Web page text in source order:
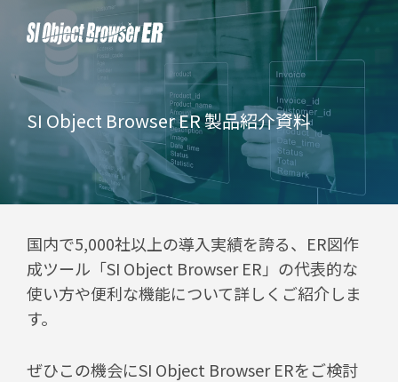
SI Object Browser ER 製品紹介資料
国内で5,000社以上の導入実績を誇る、ER図作
成ツール「SI Object Browser ER」の代表的な
使い方や便利な機能について詳しくご紹介しま
す。
ぜひこの機会にSI Object Browser ERをご検討